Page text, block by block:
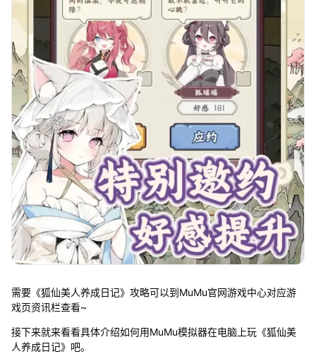
需要《狐仙美人养成日记》攻略可以到MuMu官网游戏中心对应游
戏页资讯栏查看~
接下来就来看看具体介绍如何用MuMu模拟器在电脑上玩《狐仙美
人养成日记》吧。